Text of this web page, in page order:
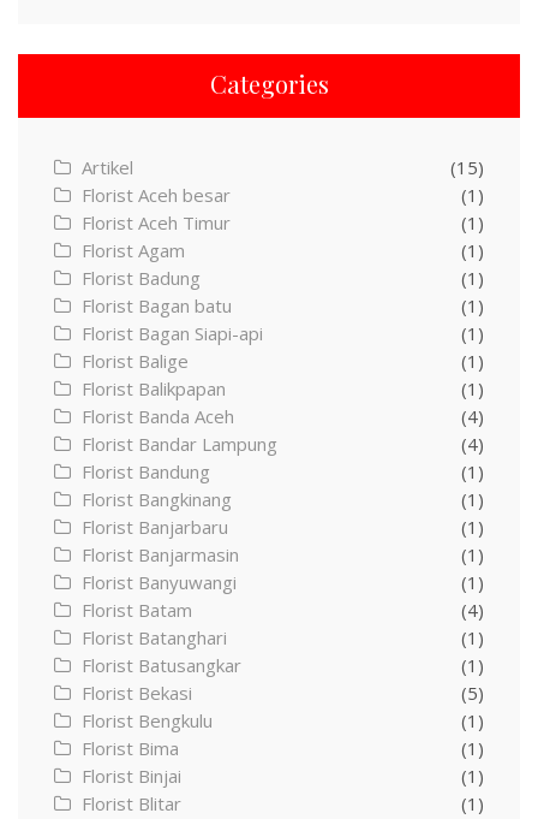
Categories
Artikel
(15)
Florist Aceh besar
(1)
Florist Aceh Timur
(1)
Florist Agam
(1)
Florist Badung
(1)
Florist Bagan batu
(1)
Florist Bagan Siapi-api
(1)
Florist Balige
(1)
Florist Balikpapan
(1)
Florist Banda Aceh
(4)
Florist Bandar Lampung
(4)
Florist Bandung
(1)
Florist Bangkinang
(1)
Florist Banjarbaru
(1)
Florist Banjarmasin
(1)
Florist Banyuwangi
(1)
Florist Batam
(4)
Florist Batanghari
(1)
Florist Batusangkar
(1)
Florist Bekasi
(5)
Florist Bengkulu
(1)
Florist Bima
(1)
Florist Binjai
(1)
Florist Blitar
(1)